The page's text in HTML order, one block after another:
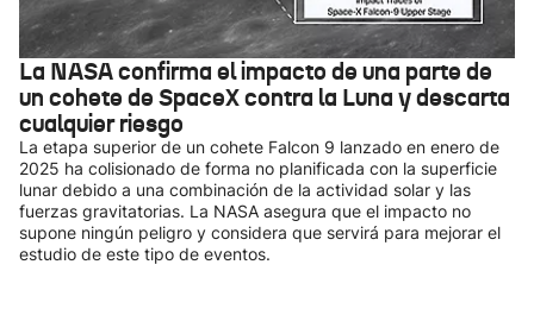
La NASA confirma el impacto de una parte de
un cohete de SpaceX contra la Luna y descarta
cualquier riesgo
La etapa superior de un cohete Falcon 9 lanzado en enero de
2025 ha colisionado de forma no planificada con la superficie
lunar debido a una combinación de la actividad solar y las
fuerzas gravitatorias. La NASA asegura que el impacto no
supone ningún peligro y considera que servirá para mejorar el
estudio de este tipo de eventos.